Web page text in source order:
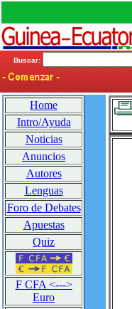
Buscar:
Home
Intro/Ayuda
Noticias
Anuncios
Autores
Lenguas
Foro de Debates
Apuestas
Quiz
F CFA <--->
Euro